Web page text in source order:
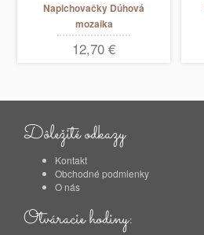
Napichovačky Dúhová
mozaika
12,70 €
Dôležité odkazy
Kontakt
Obchodné podmienky
O nás
Otváracie hodiny: